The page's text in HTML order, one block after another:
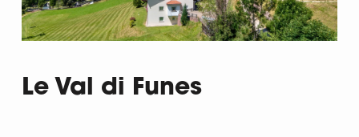
Le Val di Funes